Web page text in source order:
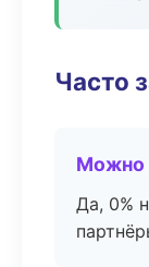
Часто
Можно
Да, 0%